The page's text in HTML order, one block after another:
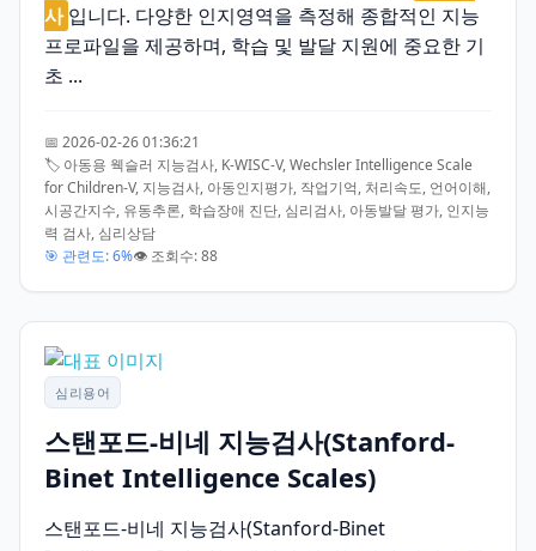
사 입니다. 다양한 인지영역을 측정해 종합적인 지능
프로파일을 제공하며, 학습 및 발달 지원에 중요한 기
초 ...
📅 2026-02-26 01:36:21
🏷️ 아동용 웩슬러 지능검사, K-WISC-V, Wechsler Intelligence Scale
for Children-V, 지능검사, 아동인지평가, 작업기억, 처리속도, 언어이해,
시공간지수, 유동추론, 학습장애 진단, 심리검사, 아동발달 평가, 인지능
력 검사, 심리상담
🎯 관련도: 6%👁️ 조회수: 88
심리용어
스탠포드-비네 지능검사(Stanford-
Binet Intelligence Scales)
스탠포드-비네 지능검사(Stanford-Binet